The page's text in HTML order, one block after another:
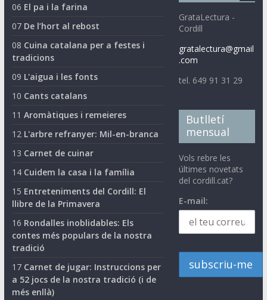
06 El pa i la farina
07 De l’hort al rebost
08 Cuina catalana per a festes i
tradicions
09 L'aigua i les fonts
10 Cants catalans
11 Aromàtiques i remeieres
12 L'arbre refranyer: Mil-en-branca
13 Carnet de cuinar
14 Cuidem la casa i la família
15 Entreteniments del Cordill: El
llibre de la Primavera
16 Rondalles inoblidables: Els
contes més populars de la nostra
tradició
17 Carnet de jugar: Instruccions per
a 52 jocs de la nostra tradició (i de
més enllà)
GrataLectura -
Cordill
gratalectura@gmail
.com
tel. 649 91 31 29
Butlletí
mensual
Vols rebre les
últimes novetats
del cordill.cat?
E-mail: